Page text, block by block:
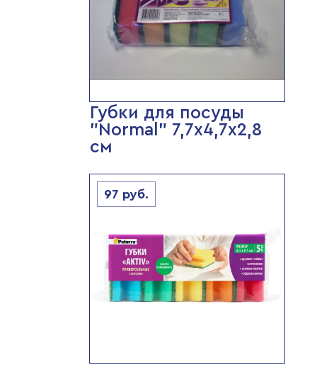
Губки для посуды
"Normal" 7,7х4,7х2,8
см
97 руб.